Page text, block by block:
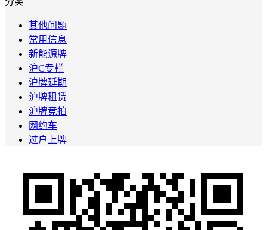
其他问题
常用信息
新能源牌
沪C专栏
沪牌延期
沪牌租赁
沪牌竞拍
网约车
过户上牌